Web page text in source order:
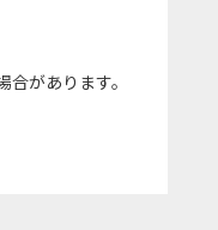
があります。